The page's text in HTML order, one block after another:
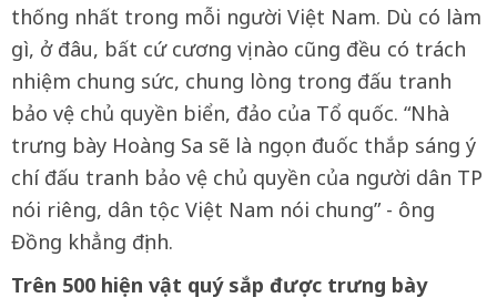
thống nhất trong mỗi người Việt Nam. Dù có làm
gì, ở đâu, bất cứ cương vị nào cũng đều có trách
nhiệm chung sức, chung lòng trong đấu tranh
bảo vệ chủ quyền biển, đảo của Tổ quốc. “Nhà
trưng bày Hoàng Sa sẽ là ngọn đuốc thắp sáng ý
chí đấu tranh bảo vệ chủ quyền của người dân TP
nói riêng, dân tộc Việt Nam nói chung” - ông
Đồng khẳng định.
Trên 500 hiện vật quý sắp được trưng bày